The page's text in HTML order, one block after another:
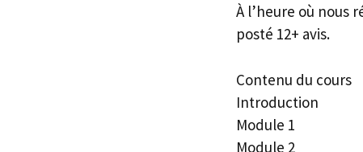
À l’heure où nous
posté 12+ avis.
Contenu du cours
Introduction
Module 1
Module 2